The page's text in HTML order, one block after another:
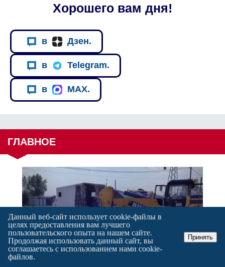
Хорошего вам дня!
в Дзен.
в Telegram.
в MAX.
ГЛАВНОЕ
Кипит масштабная работа на
объектах «РВК-Воронеж» для
укрепления системы на годы
Данный веб-сайт использует cookie-файлы в
целях предоставления вам лучшего
пользовательского опыта на нашем сайте.
Продолжая использовать данный сайт, вы
соглашаетесь с использованием нами cookie-
файлов.
Принять